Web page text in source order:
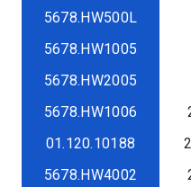
5678.HW500L
5678.HW1005
5678.HW2005
5678.HW1006
01.120.10188
5678.HW4002